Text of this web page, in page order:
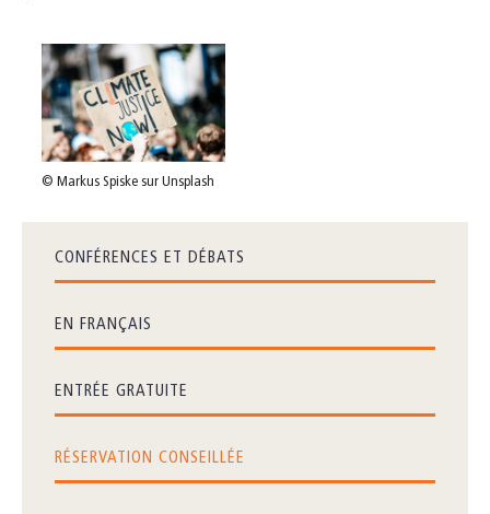
© Markus Spiske sur Unsplash
CONFÉRENCES ET DÉBATS
EN FRANÇAIS
ENTRÉE GRATUITE
RÉSERVATION CONSEILLÉE